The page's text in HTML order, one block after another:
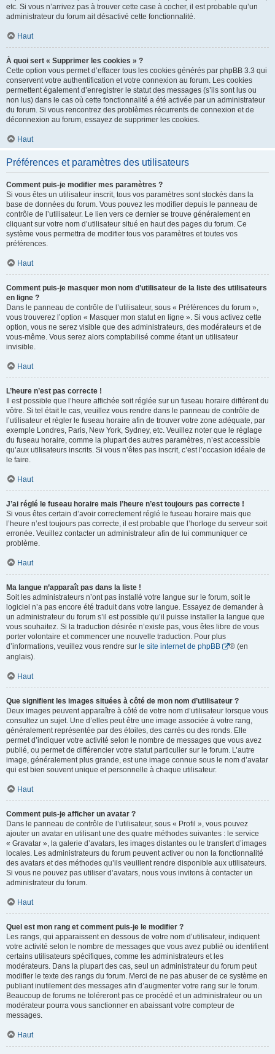
etc. Si vous n’arrivez pas à trouver cette case à cocher, il est probable qu’un
administrateur du forum ait désactivé cette fonctionnalité.
Haut
À quoi sert « Supprimer les cookies » ?
Cette option vous permet d’effacer tous les cookies générés par phpBB 3.3 qui
conservent votre authentification et votre connexion au forum. Les cookies
permettent également d’enregistrer le statut des messages (s’ils sont lus ou
non lus) dans le cas où cette fonctionnalité a été activée par un administrateur
du forum. Si vous rencontrez des problèmes récurrents de connexion et de
déconnexion au forum, essayez de supprimer les cookies.
Haut
Préférences et paramètres des utilisateurs
Comment puis-je modifier mes paramètres ?
Si vous êtes un utilisateur inscrit, tous vos paramètres sont stockés dans la
base de données du forum. Vous pouvez les modifier depuis le panneau de
contrôle de l’utilisateur. Le lien vers ce dernier se trouve généralement en
cliquant sur votre nom d’utilisateur situé en haut des pages du forum. Ce
système vous permettra de modifier tous vos paramètres et toutes vos
préférences.
Haut
Comment puis-je masquer mon nom d’utilisateur de la liste des utilisateurs
en ligne ?
Dans le panneau de contrôle de l’utilisateur, sous « Préférences du forum »,
vous trouverez l’option « Masquer mon statut en ligne ». Si vous activez cette
option, vous ne serez visible que des administrateurs, des modérateurs et de
vous-même. Vous serez alors comptabilisé comme étant un utilisateur
invisible.
Haut
L’heure n’est pas correcte !
Il est possible que l’heure affichée soit réglée sur un fuseau horaire différent du
vôtre. Si tel était le cas, veuillez vous rendre dans le panneau de contrôle de
l’utilisateur et régler le fuseau horaire afin de trouver votre zone adéquate, par
exemple Londres, Paris, New York, Sydney, etc. Veuillez noter que le réglage
du fuseau horaire, comme la plupart des autres paramètres, n’est accessible
qu’aux utilisateurs inscrits. Si vous n’êtes pas inscrit, c’est l’occasion idéale de
le faire.
Haut
J’ai réglé le fuseau horaire mais l’heure n’est toujours pas correcte !
Si vous êtes certain d’avoir correctement réglé le fuseau horaire mais que
l’heure n’est toujours pas correcte, il est probable que l’horloge du serveur soit
erronée. Veuillez contacter un administrateur afin de lui communiquer ce
problème.
Haut
Ma langue n’apparaît pas dans la liste !
Soit les administrateurs n’ont pas installé votre langue sur le forum, soit le
logiciel n’a pas encore été traduit dans votre langue. Essayez de demander à
un administrateur du forum s’il est possible qu’il puisse installer la langue que
vous souhaitez. Si la traduction désirée n’existe pas, vous êtes libre de vous
porter volontaire et commencer une nouvelle traduction. Pour plus
d’informations, veuillez vous rendre sur le site internet de phpBB
® (en
anglais).
Haut
Que signifient les images situées à côté de mon nom d’utilisateur ?
Deux images peuvent apparaître à côté de votre nom d’utilisateur lorsque vous
consultez un sujet. Une d’elles peut être une image associée à votre rang,
généralement représentée par des étoiles, des carrés ou des ronds. Elle
permet d’indiquer votre activité selon le nombre de messages que vous avez
publié, ou permet de différencier votre statut particulier sur le forum. L’autre
image, généralement plus grande, est une image connue sous le nom d’avatar
qui est bien souvent unique et personnelle à chaque utilisateur.
Haut
Comment puis-je afficher un avatar ?
Dans le panneau de contrôle de l’utilisateur, sous « Profil », vous pouvez
ajouter un avatar en utilisant une des quatre méthodes suivantes : le service
« Gravatar », la galerie d’avatars, les images distantes ou le transfert d’images
locales. Les administrateurs du forum peuvent activer ou non la fonctionnalité
des avatars et des méthodes qu’ils veuillent rendre disponible aux utilisateurs.
Si vous ne pouvez pas utiliser d’avatars, nous vous invitons à contacter un
administrateur du forum.
Haut
Quel est mon rang et comment puis-je le modifier ?
Les rangs, qui apparaissent en dessous de votre nom d’utilisateur, indiquent
votre activité selon le nombre de messages que vous avez publié ou identifient
certains utilisateurs spécifiques, comme les administrateurs et les
modérateurs. Dans la plupart des cas, seul un administrateur du forum peut
modifier le texte des rangs du forum. Merci de ne pas abuser de ce système en
publiant inutilement des messages afin d’augmenter votre rang sur le forum.
Beaucoup de forums ne toléreront pas ce procédé et un administrateur ou un
modérateur pourra vous sanctionner en abaissant votre compteur de
messages.
Haut